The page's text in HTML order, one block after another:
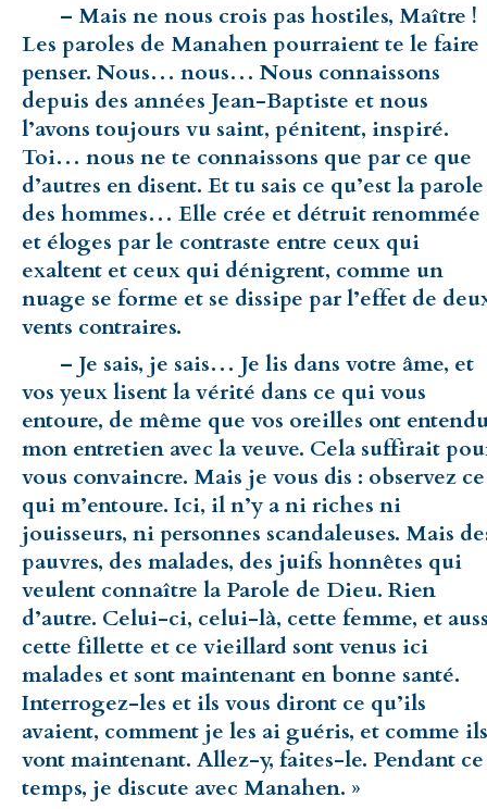
– Mais ne nous crois pas hostiles, Maître !
Les paroles de Manahen pourraient te le faire
penser. Nous… nous… Nous con­naissons
depuis des années Jean-Baptiste et nous
l’avons toujours vu saint, pénitent, inspiré.
Toi… nous ne te connaissons que par ce que
d’autres en disent. Et tu sais ce qu’est la parole
des hommes… Elle crée et détruit renommée
et éloges par le contraste entre ceux qui
exaltent et ceux qui dénigrent, comme un
nuage se forme et se dissipe par l’effet de
vents contraires.
– Je sais, je sais… Je lis dans votre âme, et
vos yeux lisent la vérité dans ce qui vous
entoure, de même que vos oreilles ont
mon entretien avec la veuve. Cela suffirait
vous convaincre. Mais je vous dis : observez ce
qui m’entoure. Ici, il n’y a ni riches ni
jouisseurs, ni personnes scandaleuses. Mais
pauvres, des malades, des juifs honnêtes qui
veulent connaître la Parole de Dieu. Rien
d’autre. Celui-ci, celui-là, cette femme, et
cette fillette et ce vieillard sont venus ici
malades et sont maintenant en bonne santé.
Interrogez-les et ils vous diront ce qu’ils
avaient, comment je les ai guéris, et comme ils
vont maintenant. Allez-y, faites-le. Pendant ce
temps, je discute avec Manahen. »